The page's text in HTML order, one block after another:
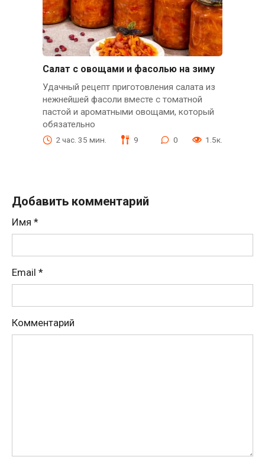
Салат с овощами и фасолью на зиму
Удачный рецепт приготовления салата из
нежнейшей фасоли вместе с томатной
пастой и ароматными овощами, который
обязательно
2 час. 35 мин. 9 0 1.5к.
Добавить комментарий
Имя *
Email *
Комментарий